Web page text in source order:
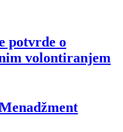
potvrde o
volontiranjem